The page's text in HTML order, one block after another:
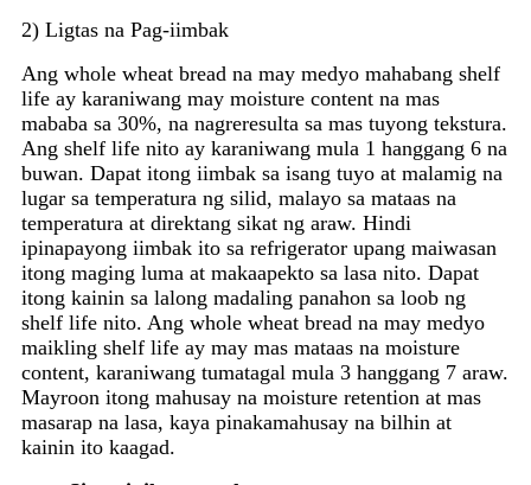
2) Ligtas na Pag-iimbak
Ang whole wheat bread na may medyo mahabang shelf
life ay karaniwang may moisture content na mas
mababa sa 30%, na nagreresulta sa mas tuyong tekstura.
Ang shelf life nito ay karaniwang mula 1 hanggang 6 na
buwan. Dapat itong iimbak sa isang tuyo at malamig na
lugar sa temperatura ng silid, malayo sa mataas na
temperatura at direktang sikat ng araw. Hindi
ipinapayong iimbak ito sa refrigerator upang maiwasan
itong maging luma at makaapekto sa lasa nito. Dapat
itong kainin sa lalong madaling panahon sa loob ng
shelf life nito. Ang whole wheat bread na may medyo
maikling shelf life ay may mas mataas na moisture
content, karaniwang tumatagal mula 3 hanggang 7 araw.
Mayroon itong mahusay na moisture retention at mas
masarap na lasa, kaya pinakamahusay na bilhin at
kainin ito kaagad.